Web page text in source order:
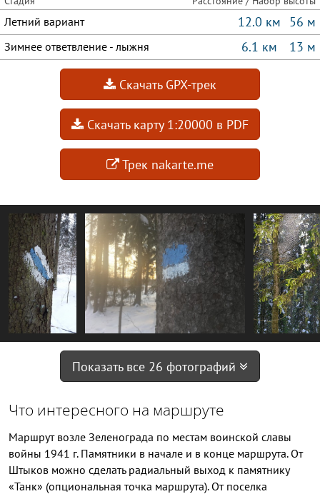
Летний вариант 12.0 км 56 м
Зимнее ответвление - лыжня 6.1 км 13 м
Скачать GPX-трек
Скачать карту 1:20000 в PDF
Трек nakarte.me
Показать все 26 фотографий
Что интересного на маршруте
Маршрут возле Зеленограда по местам воинской славы
войны 1941 г. Памятники в начале и в конце маршрута. От
Штыков можно сделать радиальный выход к памятнику
«Танк» (опциональная точка маршрута). От поселка